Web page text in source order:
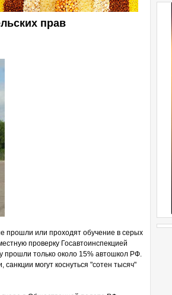
прав
прошли или проходят обучение в серых
проверку Госавтоинспекцией
прошли только около 15% автошкол РФ.
могут коснуться "сотен тысяч"